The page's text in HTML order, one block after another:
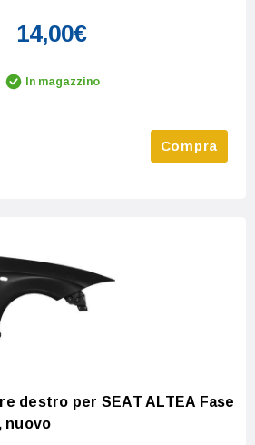
14,00€
In magazzino
Quantity:
Compra
destro per SEAT ALTEA Fase
nuovo